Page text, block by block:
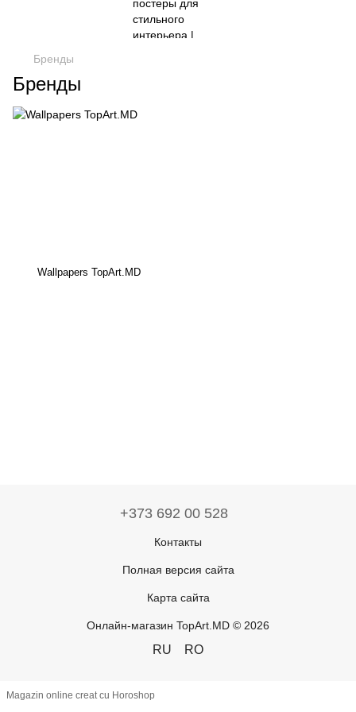
Бренды
Бренды
Wallpapers TopArt.MD
+373 692 00 528
Контакты
Полная версия сайта
Карта сайта
Онлайн-магазин TopArt.MD © 2026
RU RO
Magazin online creat cu Horoshop